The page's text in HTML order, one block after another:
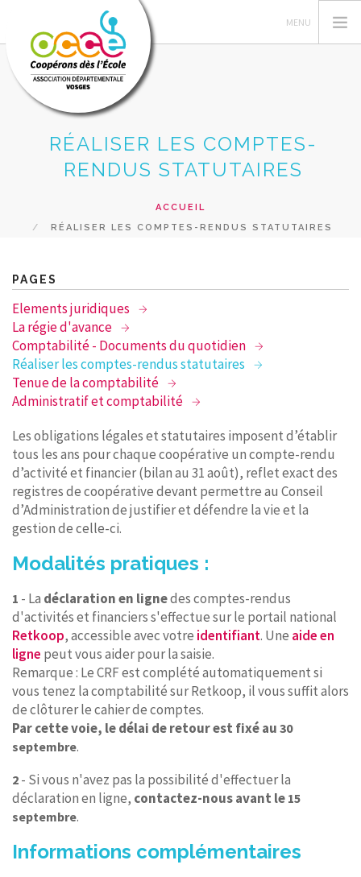
L'OCCE
GERER SA COOPERATIVE
RESSOURCES PEDAGOGIQUES
RECHERCHER
CONTACT
RÉALISER LES COMPTES-
RENDUS STATUTAIRES
ACCUEIL
RÉALISER LES COMPTES-RENDUS STATUTAIRES
PAGES
Elements juridiques
La régie d'avance
Comptabilité - Documents du quotidien
Réaliser les comptes-rendus statutaires
Tenue de la comptabilité
Administratif et comptabilité
Les obligations légales et statutaires imposent d’établir
tous les ans pour chaque coopérative un compte-rendu
d’activité et financier (bilan au 31 août), reflet exact des
registres de coopérative devant permettre au Conseil
d’Administration de justifier et défendre la vie et la
gestion de celle-ci.
Modalités pratiques :
1 - La déclaration en lignedes comptes-rendus
d'activités et financiers s'effectue sur le portail national
Retkoop, accessible avec votre identifiant. Une aide en
ligne peut vous aider pour la saisie.
Remarque : Le CRF est complété automatiquement si
vous tenez la comptabilité sur Retkoop, il vous suffit alors
de clôturer le cahier de comptes.
Par cette voie, le délai de retour est fixé au 30
septembre.
2 - Si vous n'avez pas la possibilité d'effectuer la
déclaration en ligne, contactez-nous avant le 15
septembre.
Informations complémentaires